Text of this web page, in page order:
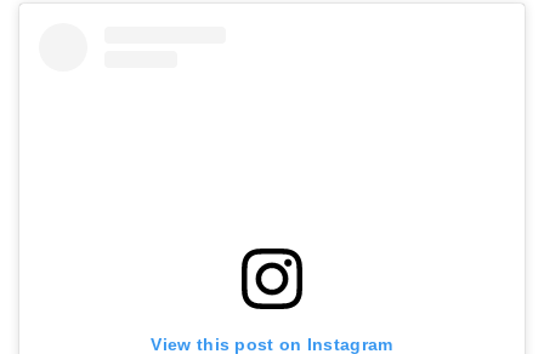
View this post on Instagram